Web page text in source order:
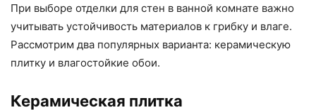
При выборе отделки для стен в ванной комнате важно
учитывать устойчивость материалов к грибку и влаге.
Рассмотрим два популярных варианта: керамическую
плитку и влагостойкие обои.
Керамическая плитка